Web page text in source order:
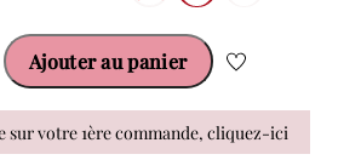
Ajouter au panier
sur votre 1ère commande, cliquez-ici